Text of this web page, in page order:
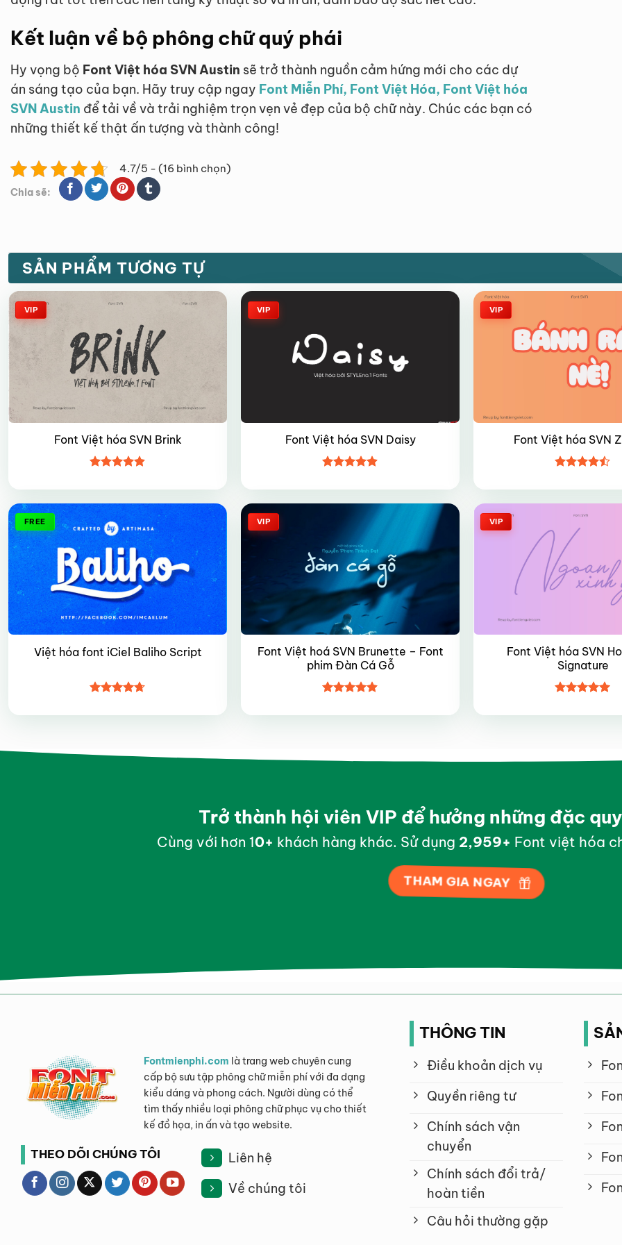
Kết luận về bộ phông chữ quý phái
Hy vọng bộ Font Việt hóa SVN Austin sẽ trở thành nguồn cảm hứng mới cho các dự
án sáng tạo của bạn. Hãy truy cập ngay Font Miễn Phí, Font Việt Hóa, Font Việt hóa
SVN Austin để tải về và trải nghiệm trọn vẹn vẻ đẹp của bộ chữ này. Chúc các bạn có
những thiết kế thật ấn tượng và thành công!
4.7/5 - (16 bình chọn)
Chia sẽ:
SẢN PHẨM TƯƠNG TỰ
VIP
Font Việt hóa SVN Brink
hạng4.85
VIP
Font Việt hóa SVN Daisy
hạng4.85
VIP
Font Việt hóa SVN
hạng4.45
FREE
Việt hóa font iCiel Baliho Script
hạng4.75
VIP
Font Việt hoá SVN Brunette – Font
phim Đàn Cá Gỗ
hạng4.95
VIP
Font Việt hóa SVN
Signature
hạng55
Trở thành hội viên VIP để hưởng những đặc
Cùng với hơn 10+ khách hàng khác. Sử dụng 2,999+ Font việt hóa
THAM GIA NGAY
Fontmienphi.com là trang web chuyên cung
cấp bộ sưu tập phông chữ miễn phí với đa dạng
kiểu dáng và phong cách. Người dùng có thể
tìm thấy nhiều loại phông chữ phục vụ cho thiết
kế đồ họa, in ấn và tạo website.
THEO DÕI CHÚNG TÔI
Liên hệ
Về chúng tôi
THÔNG TIN
Điều khoản dịch vụ
Quyền riêng tư
Chính sách vận
chuyển
Chính sách đổi trả/
hoàn tiền
Câu hỏi thường gặp